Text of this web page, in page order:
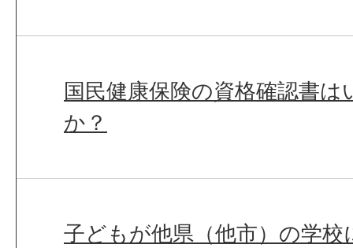
国民健康保険の資格確認書
か？
子どもが他県（他市）の学